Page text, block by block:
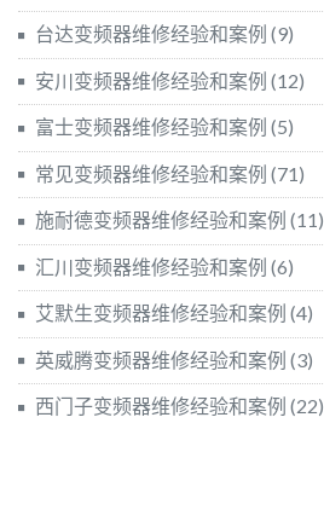
台达变频器维修经验和案例 (9)
安川变频器维修经验和案例 (12)
富士变频器维修经验和案例 (5)
常见变频器维修经验和案例 (71)
施耐德变频器维修经验和案例 (11)
汇川变频器维修经验和案例 (6)
艾默生变频器维修经验和案例 (4)
英威腾变频器维修经验和案例 (3)
西门子变频器维修经验和案例 (22)